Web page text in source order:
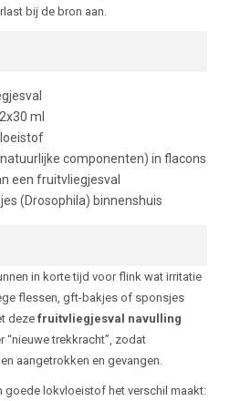
bij de bron aan.
2x30 ml
componenten) in flacons
een fruitvliegjesval
(Drosophila) binnenshuis
in korte tijd voor flink wat irritatie
flessen, gft-bakjes of sponsjes
deze fruitvliegjesval navulling
“nieuwe trekkracht”, zodat
aangetrokken en gevangen.
goede lokvloeistof het verschil maakt: